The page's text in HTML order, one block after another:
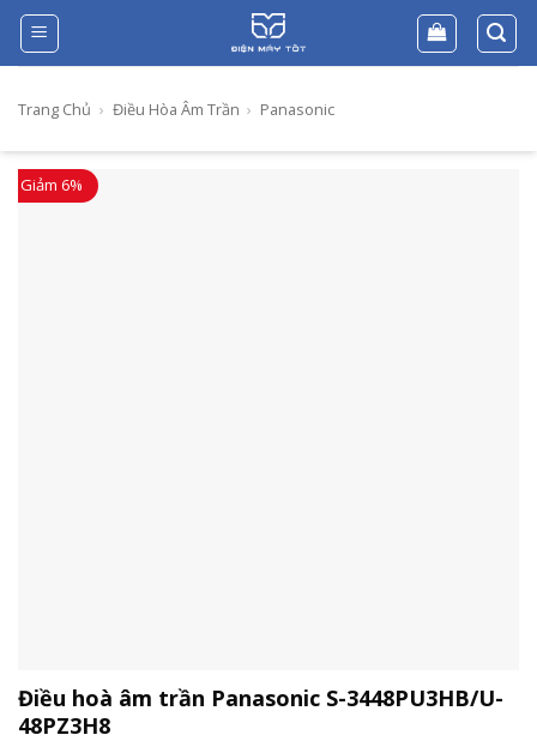
Skip
content
Trang Chủ › Điều Hòa Âm Trần › Panasonic
Giảm 6%
Điều hoà âm trần Panasonic S-3448PU3HB/U-
48PZ3H8